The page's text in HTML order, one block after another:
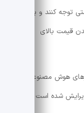
توجه کنند و برای
قیمت بالای
هوش مصنوعی
شده است تا